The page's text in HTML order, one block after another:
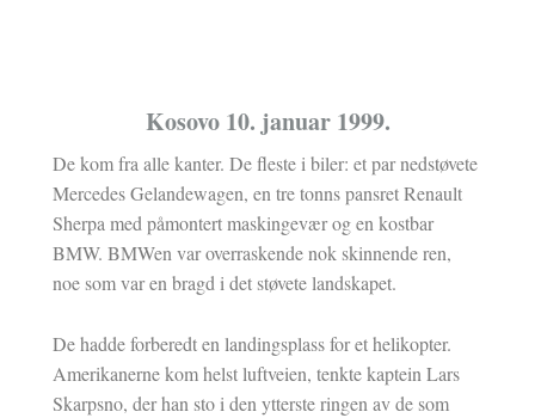
Kosovo 10. januar 1999.
De kom fra alle kanter. De fleste i biler: et par nedstøvete
Mercedes Gelandewagen, en tre tonns pansret Renault
Sherpa med påmontert maskingevær og en kostbar
BMW. BMWen var overraskende nok skinnende ren,
noe som var en bragd i det støvete landskapet.
De hadde forberedt en landingsplass for et helikopter.
Amerikanerne kom helst luftveien, tenkte kaptein Lars
Skarpsno, der han sto i den ytterste ringen av de som